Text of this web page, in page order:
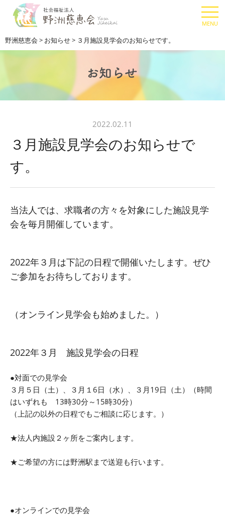
野洲慈恵会 > お知らせ> ３月施設見学会のお知らせです。
2022.02.11
３月施設見学会のお知らせで
す。
当法人では、求職者の方々を対象にした施設見学
会を毎月開催しています。
2022年３月は下記の日程で開催いたします。ぜひ
ご参加をお待ちしております。
（オンライン見学会も始めました。）
2022年３ 月 施設見学会の日程
●対面での見学会
３月５日（土）、３月１6日（水）、３月19日（土）
（時間
はいずれも 13時30分～15時30分）
（上記の以外の日程でもご相談に応じます。）
★法人内施設２ヶ所をご案内します。
★ご希望の方には野洲駅まで送迎も行います。
●オンラインでの見学会